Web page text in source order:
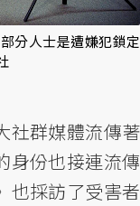
分人士是遭嫌犯鎖定
社群媒體流傳著
身份也接連流傳
也採訪了受害者